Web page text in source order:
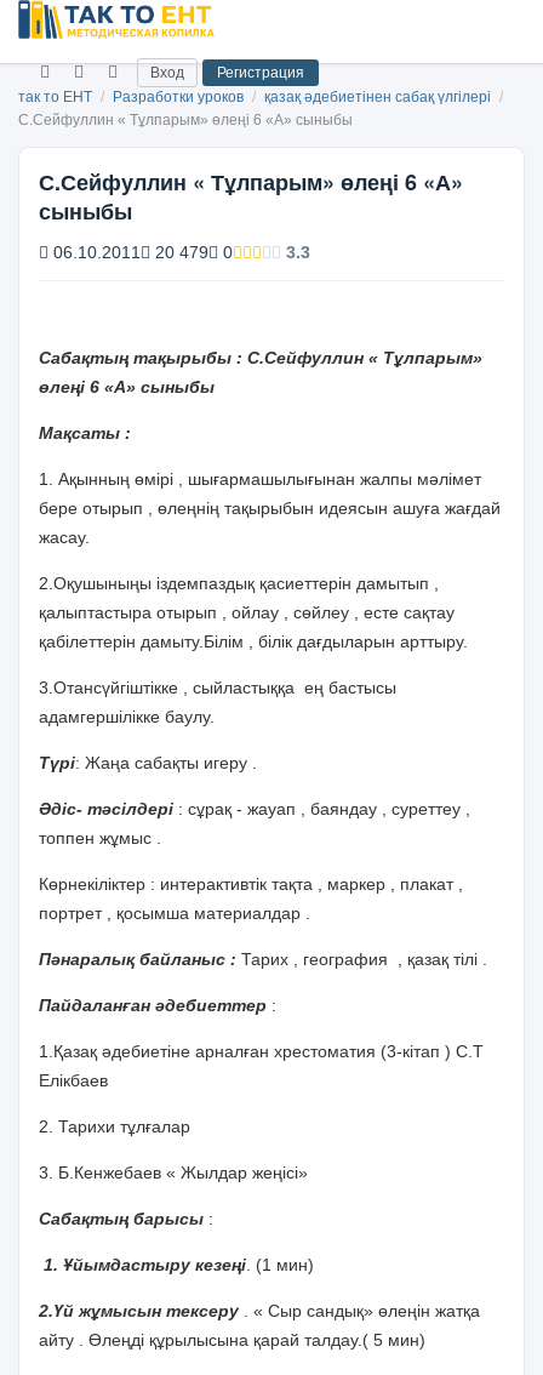
Вход
Регистрация
так то ЕНТ / Разработки уроков / қазақ әдебиетінен сабақ үлгілері /
С.Сейфуллин « Тұлпарым» өлеңі 6 «А» сыныбы
С.Сейфуллин « Тұлпарым» өлеңі 6 «А»
сыныбы
06.10.2011 20 479 0 3.3
Сабақтың тақырыбы : С.Сейфуллин « Тұлпарым»
өлеңі 6 «А» сыныбы
Мақсаты :
1. Ақынның өмірі , шығармашылығынан жалпы мәлімет
бере отырып , өлеңнің тақырыбын идеясын ашуға жағдай
жасау.
2.Оқушыныңы іздемпаздық қасиеттерін дамытып ,
қалыптастыра отырып , ойлау , сөйлеу , есте сақтау
қабілеттерін дамыту.Білім , білік дағдыларын арттыру.
3.Отансүйгіштікке , сыйластыққа ең бастысы
адамгершілікке баулу.
Түрі: Жаңа сабақты игеру .
Әдіс- тәсілдері : сұрақ - жауап , баяндау , суреттеу ,
топпен жұмыс .
Көрнекіліктер : интерактивтік тақта , маркер , плакат ,
портрет , қосымша материалдар .
Пәнаралық байланыс : Тарих , география , қазақ тілі .
Пайдаланған әдебиеттер :
1.Қазақ әдебиетіне арналған хрестоматия (3-кітап ) С.Т
Елікбаев
2. Тарихи тұлғалар
3. Б.Кенжебаев « Жылдар жеңісі»
Сабақтың барысы :
1. Ұйымдастыру кезеңі . (1 мин)
2.Үй жұмысын тексеру . « Сыр сандық» өлеңін жатқа
айту . Өлеңді құрылысына қарай талдау.( 5 мин)